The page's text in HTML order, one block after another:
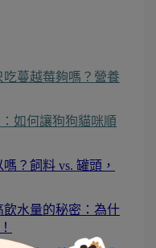
蔓越莓夠嗎？營養
如何讓狗狗貓咪順
？飼料 vs. 罐頭，
水量的秘密：為什